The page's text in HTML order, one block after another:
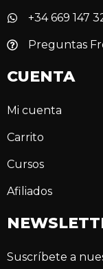
+34 669 147
Preguntas
CUENTA
Mi cuenta
Carrito
Cursos
Afiliados
Suscríbete a